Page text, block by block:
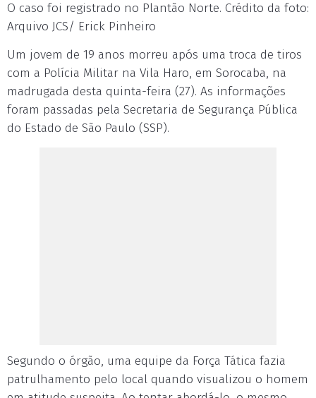
O caso foi registrado no Plantão Norte. Crédito da foto:
Arquivo JCS/ Erick Pinheiro
Um jovem de 19 anos morreu após uma troca de tiros
com a Polícia Militar na Vila Haro, em Sorocaba, na
madrugada desta quinta-feira (27). As informações
foram passadas pela Secretaria de Segurança Pública
do Estado de São Paulo (SSP).
Segundo o órgão, uma equipe da Força Tática fazia
patrulhamento pelo local quando visualizou o homem